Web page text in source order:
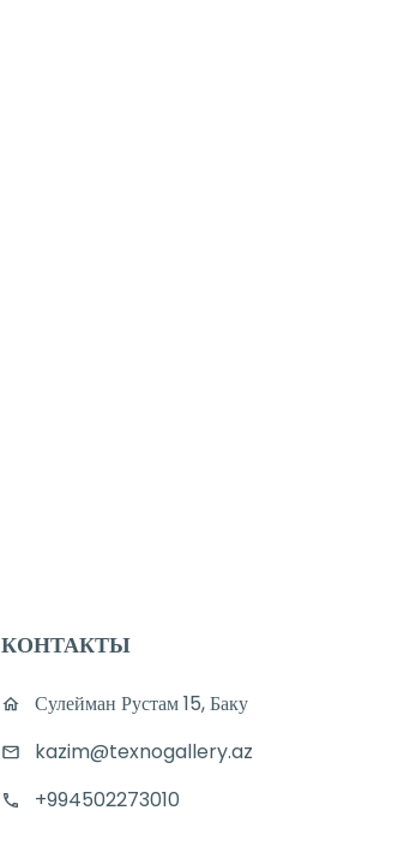
КОНТАКТЫ
Сулейман Рустам 15, Баку
kazim@texnogallery.az
+994502273010